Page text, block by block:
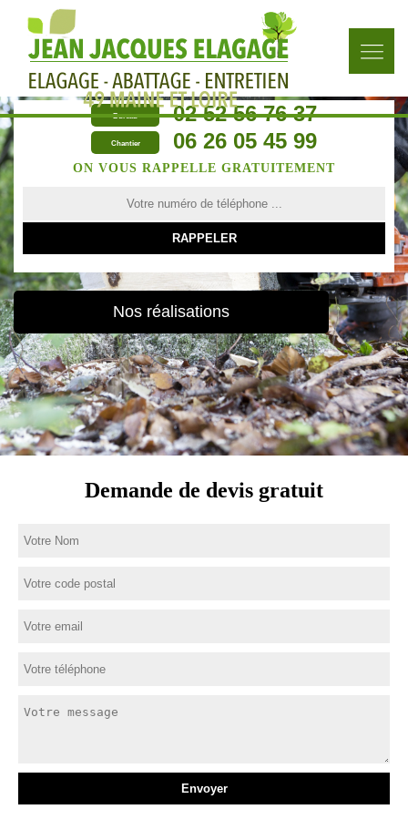
Bureau 02 52 56 76 37
Chantier 06 26 05 45 99
ON VOUS RAPPELLE GRATUITEMENT
Nos réalisations
Demande de devis gratuit